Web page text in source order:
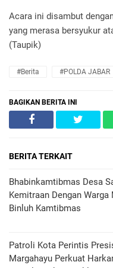
Acara ini disambut
yang merasa bersyukur
(Taupik)
#Berita #POLDA JABAR
BAGIKAN BERITA INI
BERITA TERKAIT
Bhabinkamtibmas Desa
Kemitraan Dengan
Binluh Kamtibmas
Patroli Kota Perintis
Margahayu Perkuat